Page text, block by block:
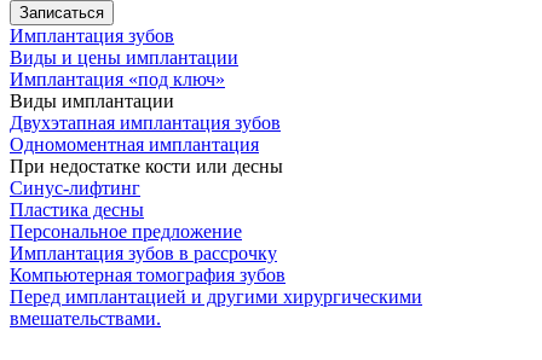
Записаться
Имплантация зубов
Виды и цены имплантации
Имплантация «под ключ»
Виды имплантации
Двухэтапная имплантация зубов
Одномоментная имплантация
При недостатке кости или десны
Синус-лифтинг
Пластика десны
Персональное предложение
Имплантация зубов в рассрочку
Компьютерная томография зубов
Перед имплантацией и другими хирургическими
вмешательствами.